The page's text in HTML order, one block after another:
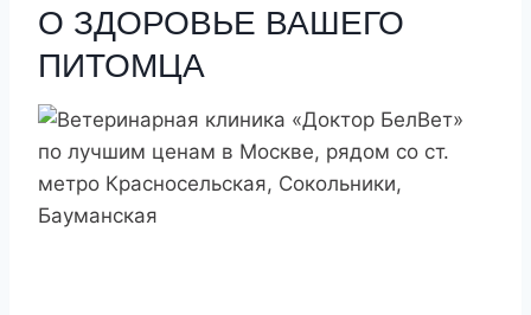
О ЗДОРОВЬЕ ВАШЕГО
ПИТОМЦА
по лучшим ценам в Москве, рядом со ст.
метро Красносельская, Сокольники,
Бауманская